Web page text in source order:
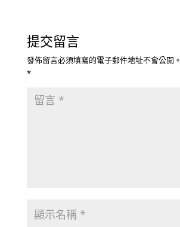
提交留言
發佈留言必須填寫的電子郵件地址不會公開。
*